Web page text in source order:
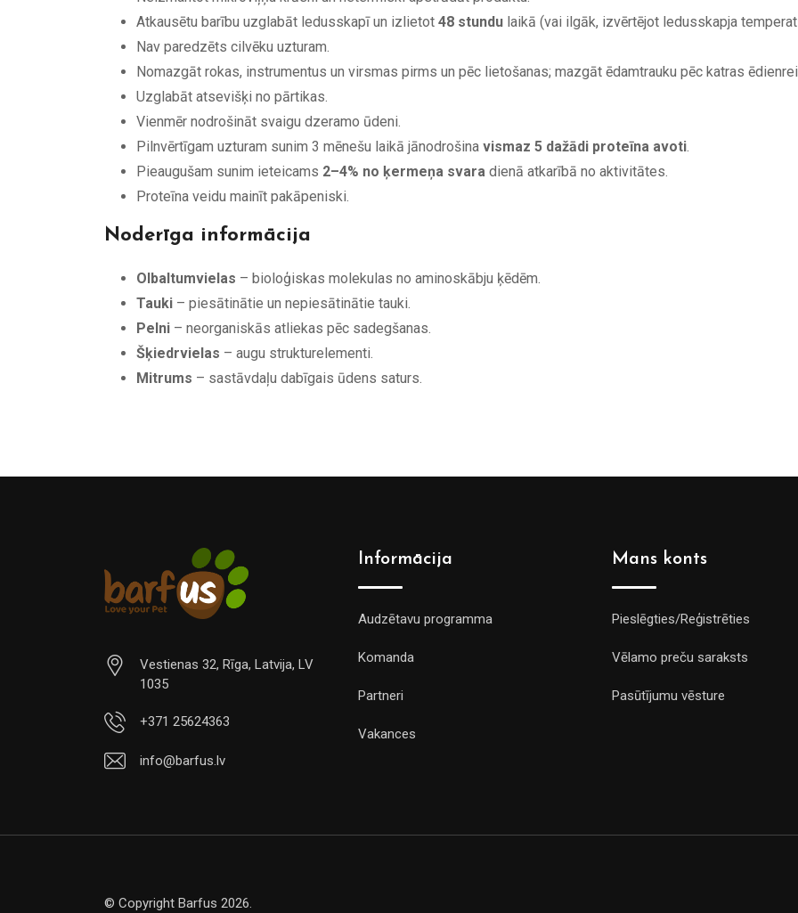
Atkausētu barību uzglabāt ledusskapī un izlietot 48 stundu laikā (vai ilgāk, izvērtējot ledusskapja
Nav paredzēts cilvēku uzturam.
Nomazgāt rokas, instrumentus un virsmas pirms un pēc lietošanas; mazgāt ēdamtrauku pēc katras
Uzglabāt atsevišķi no pārtikas.
Vienmēr nodrošināt svaigu dzeramo ūdeni.
Pilnvērtīgam uzturam sunim 3 mēnešu laikā jānodrošina vismaz 5 dažādi proteīna avoti.
Pieaugušam sunim ieteicams 2–4% no ķermeņa svara dienā atkarībā no aktivitātes.
Proteīna veidu mainīt pakāpeniski.
Noderīga informācija
Olbaltumvielas – bioloģiskas molekulas no aminoskābju ķēdēm.
Tauki – piesātinātie un nepiesātinātie tauki.
Pelni – neorganiskās atliekas pēc sadegšanas.
Šķiedrvielas – augu strukturelementi.
Mitrums – sastāvdaļu dabīgais ūdens saturs.
Vestienas 32, Rīga, Latvija, LV
1035
+371 25624363
info@barfus.lv
Informācija
Audzētavu programma
Komanda
Partneri
Vakances
Mans konts
Pieslēgties/Reģistrēties
Vēlamo preču saraksts
Pasūtījumu vēsture
© Copyright Barfus 2026.